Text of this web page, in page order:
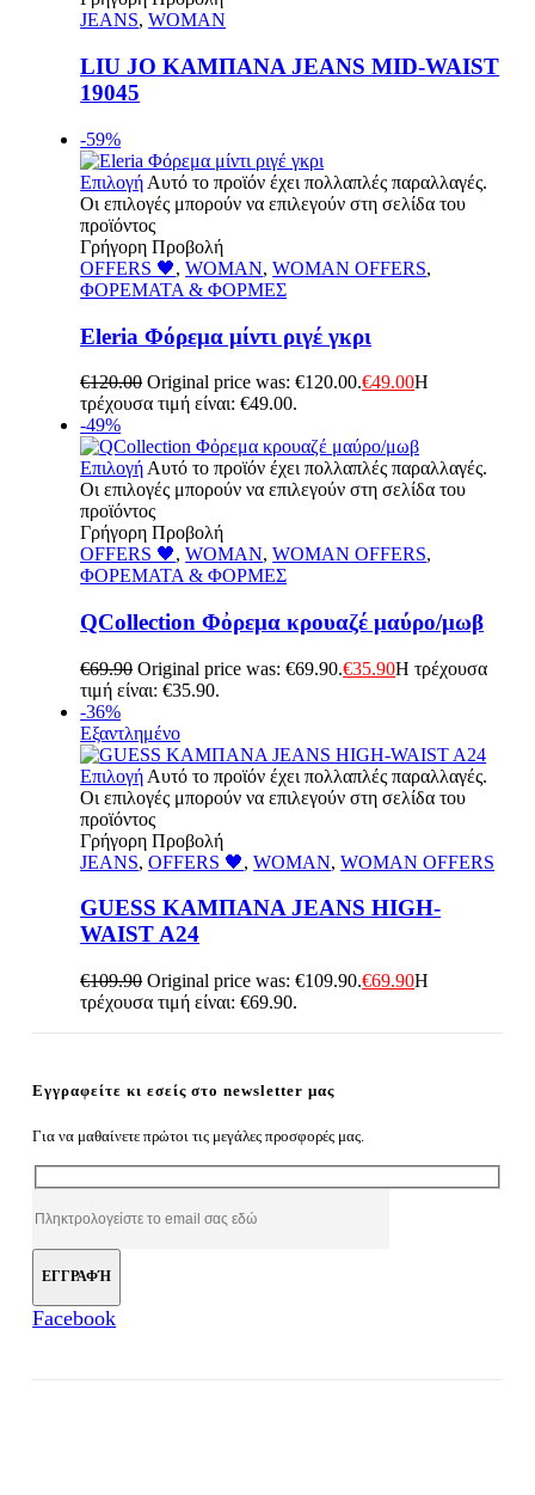
JEANS,WOMAN
LIU JO ΚΑΜΠΑΝΑ JEANS MID-WAIST
19045
-59%
Επιλογή Αυτό το προϊόν έχει πολλαπλές παραλλαγές.
Οι επιλογές μπορούν να επιλεγούν στη σελίδα του
προϊόντος
Γρήγορη Προβολή
OFFERS 🖤,WOMAN,WOMAN OFFERS,
ΦΟΡΕΜΑΤΑ & ΦΟΡΜΕΣ
Eleria Φόρεμα μίντι ριγέ γκρι
€120.00 Original price was: €120.00.€49.00Η
τρέχουσα τιμή είναι: €49.00.
-49%
Επιλογή Αυτό το προϊόν έχει πολλαπλές παραλλαγές.
Οι επιλογές μπορούν να επιλεγούν στη σελίδα του
προϊόντος
Γρήγορη Προβολή
OFFERS 🖤,WOMAN,WOMAN OFFERS,
ΦΟΡΕΜΑΤΑ & ΦΟΡΜΕΣ
QCollection Φὀρεμα κρουαζέ μαύρο/μωβ
€69.90 Original price was: €69.90.€35.90Η τρέχουσα
τιμή είναι: €35.90.
-36%
Εξαντλημένο
Επιλογή Αυτό το προϊόν έχει πολλαπλές παραλλαγές.
Οι επιλογές μπορούν να επιλεγούν στη σελίδα του
προϊόντος
Γρήγορη Προβολή
JEANS,OFFERS 🖤,WOMAN,WOMAN OFFERS
GUESS ΚΑΜΠΑΝΑ JEANS HIGH-
WAIST A24
€109.90 Original price was: €109.90.€69.90Η
τρέχουσα τιμή είναι: €69.90.
Εγγραφείτε κι εσείς στο newsletter μας
Για να μαθαίνετε πρώτοι τις μεγάλες προσφορές μας.
Facebook